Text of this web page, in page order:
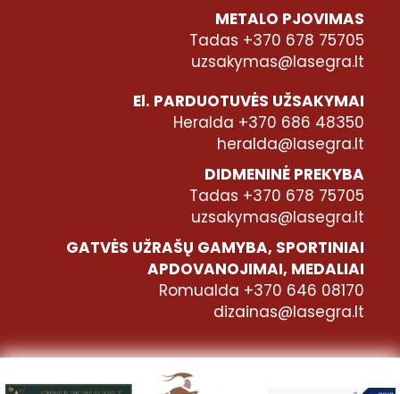
METALO PJOVIMAS
Tadas +370 678 75705
uzsakymas@lasegra.lt
El. PARDUOTUVĖS UŽSAKYMAI
Heralda +370 686 48350
heralda@lasegra.lt
DIDMENINĖ PREKYBA
Tadas +370 678 75705
uzsakymas@lasegra.lt
GATVĖS UŽRAŠŲ GAMYBA, SPORTINIAI
APDOVANOJIMAI, MEDALIAI
Romualda +370 646 08170
dizainas@lasegra.lt